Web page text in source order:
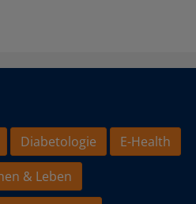
Diabetologie
E-Health
& Leben